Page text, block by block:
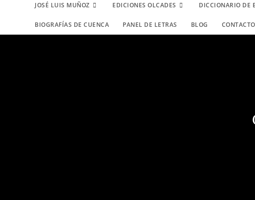
JOSÉ LUIS MUÑOZ EDICIONES OLCADES DICCIONARIO DE
BIOGRAFÍAS DE CUENCA PANEL DE LETRAS BLOG CONTACTO